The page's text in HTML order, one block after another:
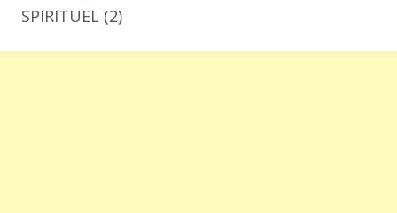
SPIRITUEL (2)